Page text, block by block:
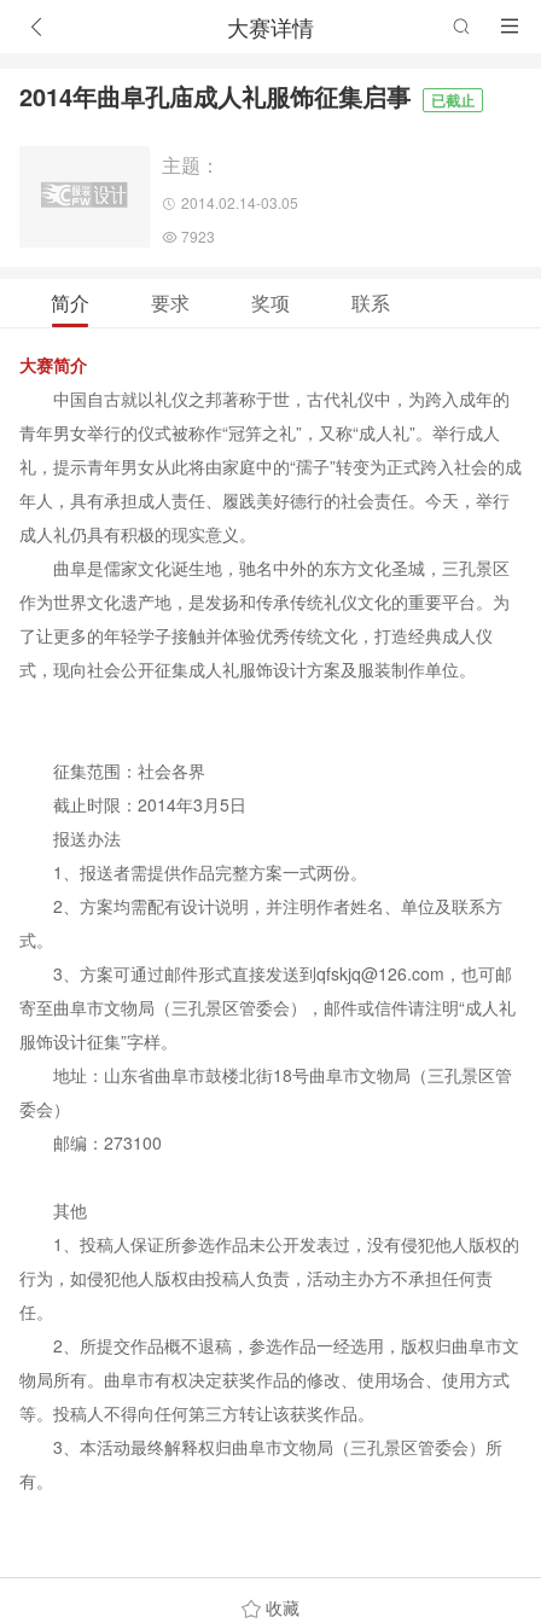
大赛详情
2014年曲阜孔庙成人礼服饰征集启事 已截止
主题：
2014.02.14-03.05
7923
简介 要求 奖项 联系
大赛简介
中国自古就以礼仪之邦著称于世，古代礼仪中，为跨入成年的
青年男女举行的仪式被称作“冠笄之礼”，又称“成人礼”。举行成人
礼，提示青年男女从此将由家庭中的“孺子”转变为正式跨入社会的成
年人，具有承担成人责任、履践美好德行的社会责任。今天，举行
成人礼仍具有积极的现实意义。
曲阜是儒家文化诞生地，驰名中外的东方文化圣城，三孔景区
作为世界文化遗产地，是发扬和传承传统礼仪文化的重要平台。为
了让更多的年轻学子接触并体验优秀传统文化，打造经典成人仪
式，现向社会公开征集成人礼服饰设计方案及服装制作单位。
征集范围：社会各界
截止时限：2014年3月5日
报送办法
1、报送者需提供作品完整方案一式两份。
2、方案均需配有设计说明，并注明作者姓名、单位及联系方
式。
3、方案可通过邮件形式直接发送到qfskjq@126.com，也可邮
寄至曲阜市文物局（三孔景区管委会），邮件或信件请注明“成人礼
服饰设计征集”字样。
地址：山东省曲阜市鼓楼北街18号曲阜市文物局（三孔景区管
委会）
邮编：273100
其他
1、投稿人保证所参选作品未公开发表过，没有侵犯他人版权的
行为，如侵犯他人版权由投稿人负责，活动主办方不承担任何责
任。
2、所提交作品概不退稿，参选作品一经选用，版权归曲阜市文
物局所有。曲阜市有权决定获奖作品的修改、使用场合、使用方式
等。投稿人不得向任何第三方转让该获奖作品。
3、本活动最终解释权归曲阜市文物局（三孔景区管委会）所
有。
收藏